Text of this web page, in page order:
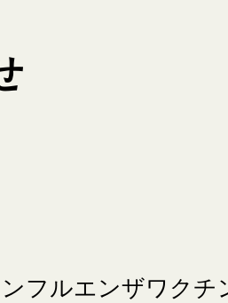
フルエンザワクチ